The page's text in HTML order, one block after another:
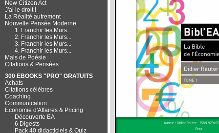
New Citizen Act
J'ai le droit !
La Réalité autrement
Nouvelle Pensée Moderne
1. Franchir les Murs...
2. Franchir les Murs...
3. Franchir les Murs...
4. Franchir les Murs...
Mals de Poésie
Citations & Pensées
300 EBOOKS "PRO" GRATUITS
Achats
Citations célèbres
Coaching
Communication
Economie d'Affaires & Pricing
Découverte EA
6 Digests
Pack 40 didacticiels & Quiz